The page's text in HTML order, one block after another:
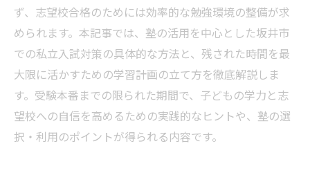
ず、志望校合格のためには効率的な勉強環境の整備が求
められます。本記事では、塾の活用を中心とした坂井市
での私立入試対策の具体的な方法と、残された時間を最
大限に活かすための学習計画の立て方を徹底解説しま
す。受験本番までの限られた期間で、子どもの学力と志
望校への自信を高めるための実践的なヒントや、塾の選
択・利用のポイントが得られる内容です。